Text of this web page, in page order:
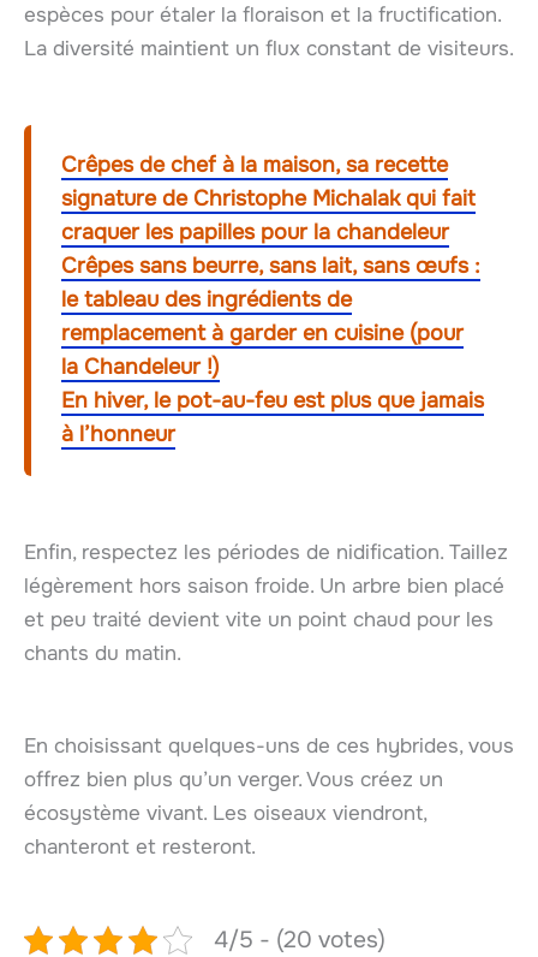
espèces pour étaler la floraison et la fructification.
La diversité maintient un flux constant de visiteurs.
Crêpes de chef à la maison, sa recette
signature de Christophe Michalak qui fait
craquer les papilles pour la chandeleur
Crêpes sans beurre, sans lait, sans œufs :
le tableau des ingrédients de
remplacement à garder en cuisine (pour
la Chandeleur !)
En hiver, le pot-au-feu est plus que jamais
à l’honneur
Enfin, respectez les périodes de nidification. Taillez
légèrement hors saison froide. Un arbre bien placé
et peu traité devient vite un point chaud pour les
chants du matin.
En choisissant quelques-uns de ces hybrides, vous
offrez bien plus qu’un verger. Vous créez un
écosystème vivant. Les oiseaux viendront,
chanteront et resteront.
4/5 - (20 votes)